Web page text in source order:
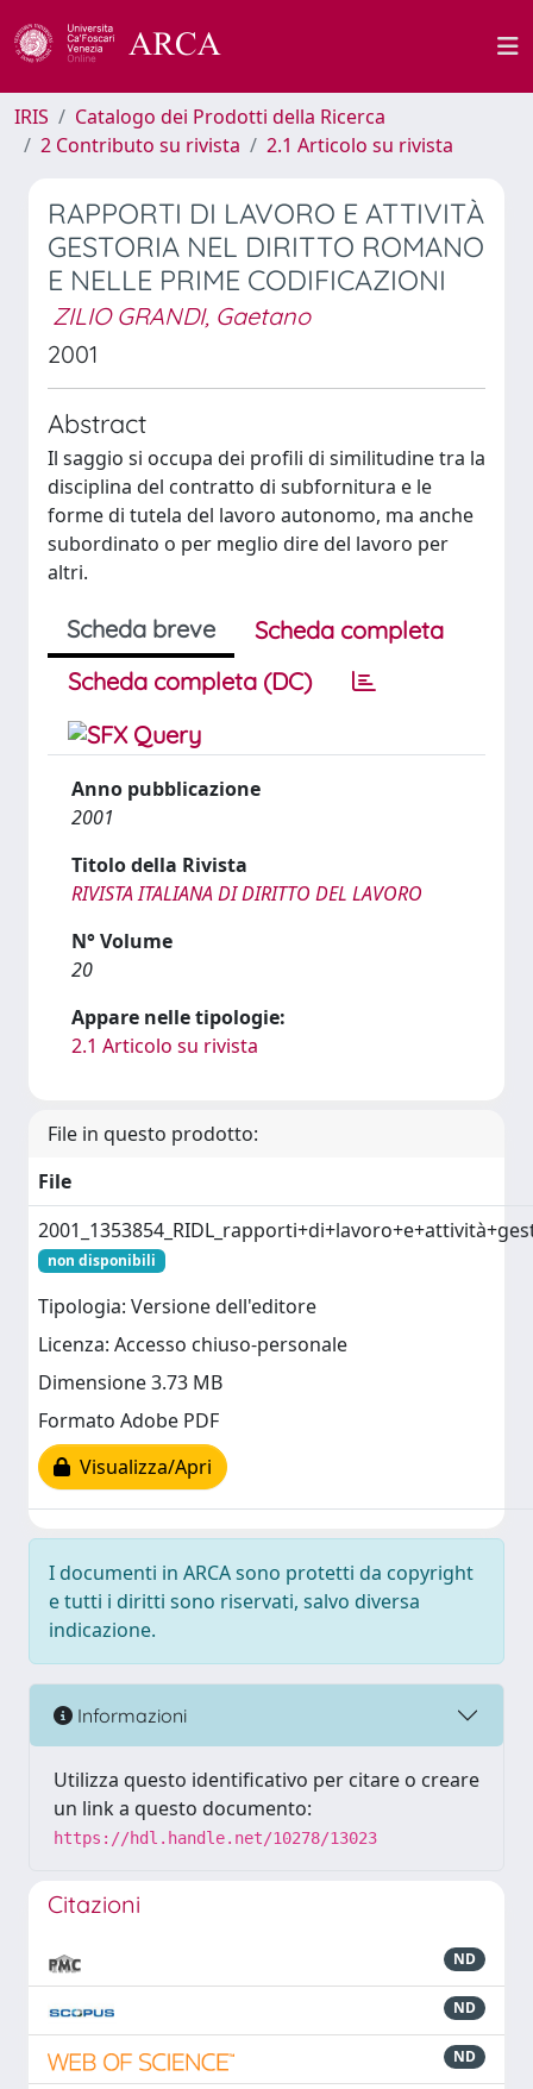
IRIS
Catalogo dei Prodotti della Ricerca
2 Contributo su rivista
2.1 Articolo su rivista
RAPPORTI DI LAVORO E ATTIVITÀ
GESTORIA NEL DIRITTO ROMANO
E NELLE PRIME CODIFICAZIONI
ZILIO GRANDI, Gaetano
2001
Abstract
Il saggio si occupa dei profili di similitudine tra la
disciplina del contratto di subfornitura e le
forme di tutela del lavoro autonomo, ma anche
subordinato o per meglio dire del lavoro per
altri.
Scheda breve
Scheda completa
Scheda completa (DC)
Anno pubblicazione
2001
Titolo della Rivista
RIVISTA ITALIANA DI DIRITTO DEL LAVORO
N° Volume
20
Appare nelle tipologie:
2.1 Articolo su rivista
File in questo prodotto:
File
non disponibili
Tipologia: Versione dell'editore
Licenza: Accesso chiuso-personale
Dimensione 3.73 MB
Formato Adobe PDF
Visualizza/Apri
I documenti in ARCA sono protetti da copyright
e tutti i diritti sono riservati, salvo diversa
indicazione.
Informazioni
Utilizza questo identificativo per citare o creare
un link a questo documento:
https://hdl.handle.net/10278/13023
Citazioni
ND
ND
ND